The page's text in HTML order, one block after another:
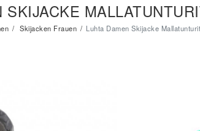
SKIJACKE
Skijacken Frauen Luhta Damen Skijacke